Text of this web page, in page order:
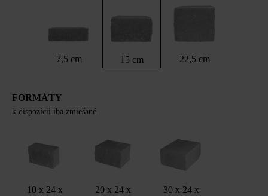
7,5 cm 15 cm 22,5 cm
FORMÁTY
k dispozícii iba zmiešané
10 x 24 x
20 x 24 x
30 x 24 x